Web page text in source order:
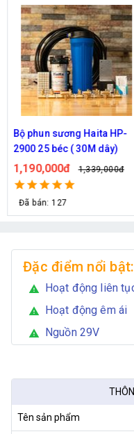
Bộ phun sương Haita HP-
2900 25 béc ( 30M dây)
1,190,000đ 1,339,000đ
Đã bán: 127
Đặc điểm nổi bật:
warning Hoạt động liên
warning Hoạt động êm ái
warning Nguồn 29V
Tên sản phẩm